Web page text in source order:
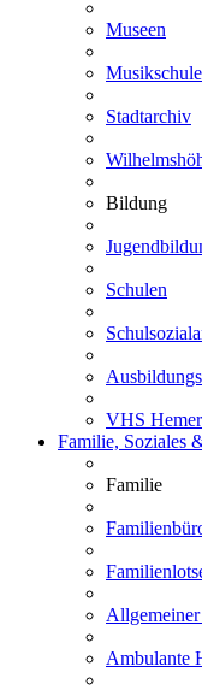
Museen
Musikschule
Stadtarchiv
Bildung
Schulen
VHS
Familie, Soziales
Familie
Ambulante